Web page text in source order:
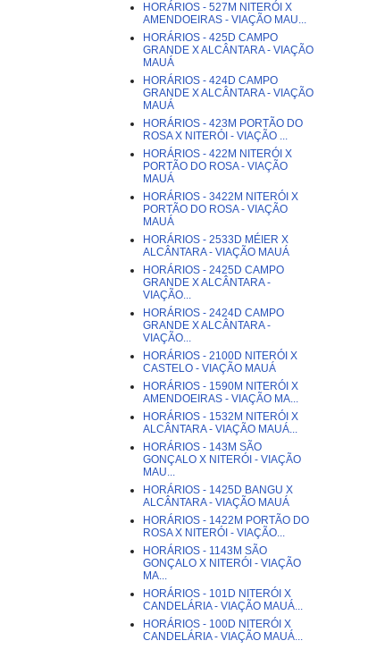
HORÁRIOS - 527M NITERÓI X
AMENDOEIRAS - VIAÇÃO MAU...
HORÁRIOS - 425D CAMPO
GRANDE X ALCÂNTARA - VIAÇÃO
MAUÁ
HORÁRIOS - 424D CAMPO
GRANDE X ALCÂNTARA - VIAÇÃO
MAUÁ
HORÁRIOS - 423M PORTÃO DO
ROSA X NITERÓI - VIAÇÃO ...
HORÁRIOS - 422M NITERÓI X
PORTÃO DO ROSA - VIAÇÃO
MAUÁ
HORÁRIOS - 3422M NITERÓI X
PORTÃO DO ROSA - VIAÇÃO
MAUÁ
HORÁRIOS - 2533D MÉIER X
ALCÂNTARA - VIAÇÃO MAUÁ
HORÁRIOS - 2425D CAMPO
GRANDE X ALCÂNTARA -
VIAÇÃO...
HORÁRIOS - 2424D CAMPO
GRANDE X ALCÂNTARA -
VIAÇÃO...
HORÁRIOS - 2100D NITERÓI X
CASTELO - VIAÇÃO MAUÁ
HORÁRIOS - 1590M NITERÓI X
AMENDOEIRAS - VIAÇÃO MA...
HORÁRIOS - 1532M NITERÓI X
ALCÂNTARA - VIAÇÃO MAUÁ...
HORÁRIOS - 143M SÃO
GONÇALO X NITERÓI - VIAÇÃO
MAU...
HORÁRIOS - 1425D BANGU X
ALCÂNTARA - VIAÇÃO MAUÁ
HORÁRIOS - 1422M PORTÃO DO
ROSA X NITERÓI - VIAÇÃO...
HORÁRIOS - 1143M SÃO
GONÇALO X NITERÓI - VIAÇÃO
MA...
HORÁRIOS - 101D NITERÓI X
CANDELÁRIA - VIAÇÃO MAUÁ...
HORÁRIOS - 100D NITERÓI X
CANDELÁRIA - VIAÇÃO MAUÁ...